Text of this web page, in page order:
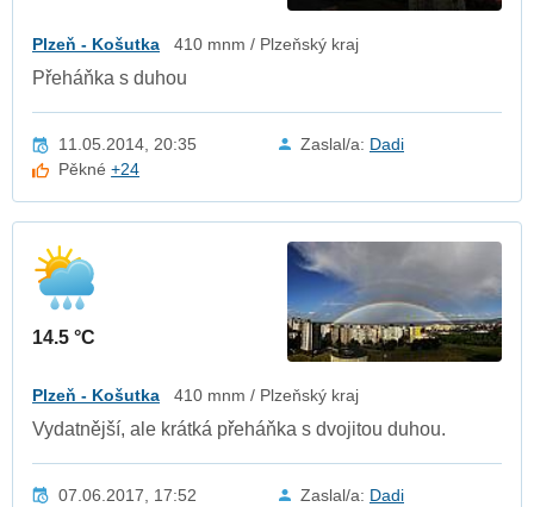
Plzeň - Košutka 410 mnm / Plzeňský kraj
Přeháňka s duhou
11.05.2014, 20:35 Zaslal/a: Dadi
Pěkné+24
14.5 °C
Plzeň - Košutka 410 mnm / Plzeňský kraj
Vydatnější, ale krátká přeháňka s dvojitou duhou.
07.06.2017, 17:52 Zaslal/a: Dadi